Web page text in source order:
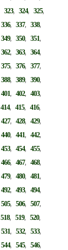
323,324,325,
336,337,338,
349,350,351,
362,363,364,
375,376,377,
388,389,390,
401,402,403,
414,415,416,
427,428,429,
440,441,442,
453,454,455,
466,467,468,
479,480,481,
492,493,494,
505,506,507,
518,519,520,
531,532,533,
544,545,546,